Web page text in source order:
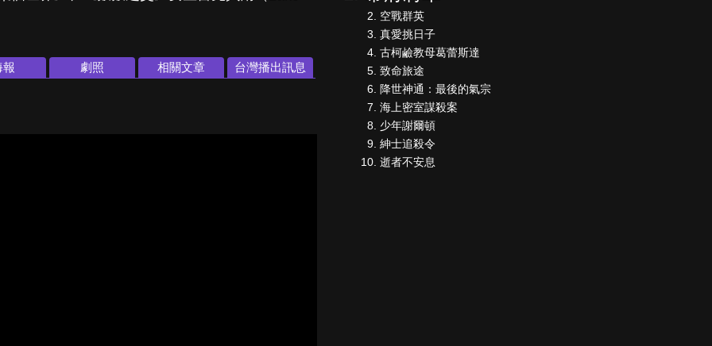
報 劇照 相關文章 台灣播出訊息
空戰群英
真愛挑日子
古柯鹼教母葛蕾斯達
致命旅途
降世神通：最後的氣宗
海上密室謀殺案
少年謝爾頓
紳士追殺令
逝者不安息